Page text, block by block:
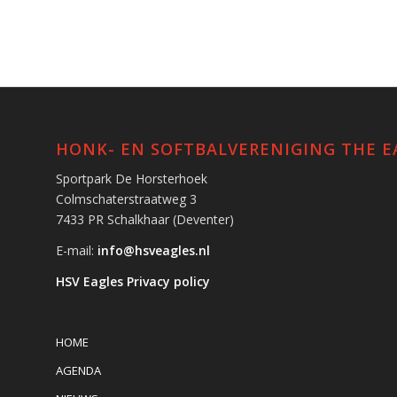
HONK- EN SOFTBALVERENIGING THE
Sportpark De Horsterhoek
Colmschaterstraatweg 3
7433 PR Schalkhaar (Deventer)
E-mail: info@hsveagles.nl
HSV Eagles Privacy policy
HOME
AGENDA